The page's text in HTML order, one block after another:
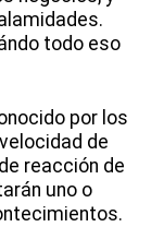
todo eso
por los
de
reacción de
uno o